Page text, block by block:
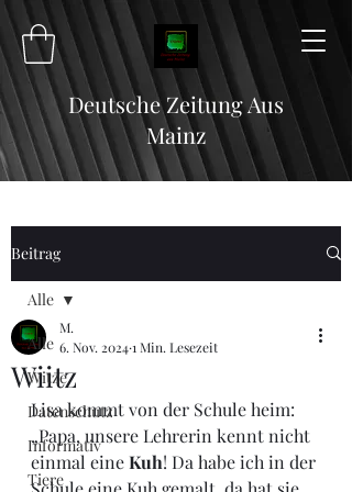
Deutsche Zeitung Aus
Mainz
Beitrag
Alle
Witze
Datenschutz
Informativ
Tiere
Alle
Wiitz
M.
6. Nov. 20241 Min. Lesezeit
Lisa kommt von der Schule heim:
„Papa, unsere Lehrerin kennt nicht
einmal eine Kuh! Da habe ich in der